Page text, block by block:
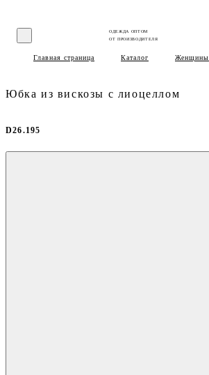
ОДЕЖДА ОПТОМ
ОТ ПРОИЗВОДИТЕЛЯ
Главная страница Каталог Женщины
Юбка из вискозы с лиоцеллом
D26.195